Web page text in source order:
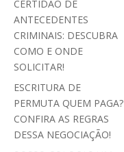
CERTIDÃO DE
ANTECEDENTES
CRIMINAIS: DESCUBRA
COMO E ONDE
SOLICITAR!
ESCRITURA DE
PERMUTA QUEM PAGA?
CONFIRA AS REGRAS
DESSA NEGOCIAÇÃO!